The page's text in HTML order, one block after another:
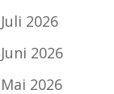
Juli 2026
Juni 2026
Mai 2026